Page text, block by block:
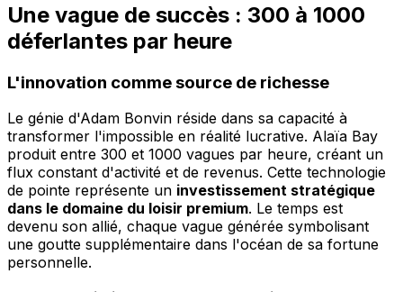
Une vague de succès : 300 à 1000
déferlantes par heure
L'innovation comme source de richesse
Le génie d'Adam Bonvin réside dans sa capacité à
transformer l'impossible en réalité lucrative. Alaïa Bay
produit entre 300 et 1000 vagues par heure, créant un
flux constant d'activité et de revenus. Cette technologie
de pointe représente un investissement stratégique
dans le domaine du loisir premium. Le temps est
devenu son allié, chaque vague générée symbolisant
une goutte supplémentaire dans l'océan de sa fortune
personnelle.